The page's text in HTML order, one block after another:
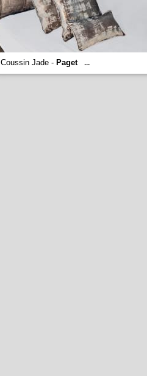
Coussin Jade - Paget ...